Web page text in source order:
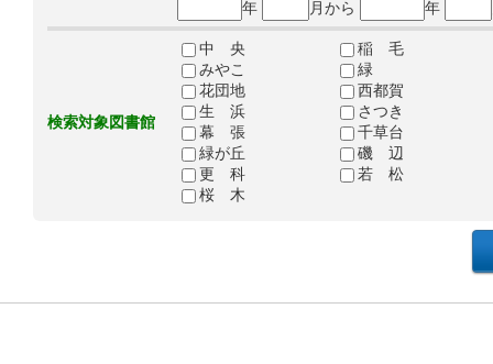
年
月から 年
検索対象図書館
中 央
稲 毛
みやこ
緑
花団地
西都賀
生 浜
さつき
幕 張
千草台
緑が丘
磯 辺
更 科
若 松
桜 木